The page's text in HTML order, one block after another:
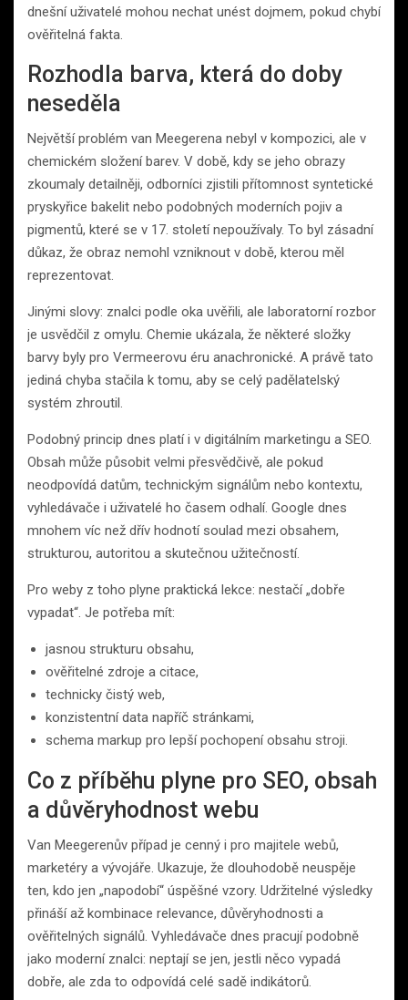
dnešní uživatelé mohou nechat unést dojmem, pokud chybí
ověřitelná fakta.
Rozhodla barva, která do doby
neseděla
Největší problém van Meegerena nebyl v kompozici, ale v
chemickém složení barev. V době, kdy se jeho obrazy
zkoumaly detailněji, odborníci zjistili přítomnost syntetické
pryskyřice bakelit nebo podobných moderních pojiv a
pigmentů, které se v 17. století nepoužívaly. To byl zásadní
důkaz, že obraz nemohl vzniknout v době, kterou měl
reprezentovat.
Jinými slovy: znalci podle oka uvěřili, ale laboratorní rozbor
je usvědčil z omylu. Chemie ukázala, že některé složky
barvy byly pro Vermeerovu éru anachronické. A právě tato
jediná chyba stačila k tomu, aby se celý padělatelský
systém zhroutil.
Podobný princip dnes platí i v digitálním marketingu a SEO.
Obsah může působit velmi přesvědčivě, ale pokud
neodpovídá datům, technickým signálům nebo kontextu,
vyhledávače i uživatelé ho časem odhalí. Google dnes
mnohem víc než dřív hodnotí soulad mezi obsahem,
strukturou, autoritou a skutečnou užitečností.
Pro weby z toho plyne praktická lekce: nestačí „dobře
vypadat“. Je potřeba mít:
jasnou strukturu obsahu,
ověřitelné zdroje a citace,
technicky čistý web,
konzistentní data napříč stránkami,
schema markup pro lepší pochopení obsahu stroji.
Co z příběhu plyne pro SEO, obsah
a důvěryhodnost webu
Van Meegerenův případ je cenný i pro majitele webů,
marketéry a vývojáře. Ukazuje, že dlouhodobě neuspěje
ten, kdo jen „napodobí“ úspěšné vzory. Udržitelné výsledky
přináší až kombinace relevance, důvěryhodnosti a
ověřitelných signálů. Vyhledávače dnes pracují podobně
jako moderní znalci: neptají se jen, jestli něco vypadá
dobře, ale zda to odpovídá celé sadě indikátorů.